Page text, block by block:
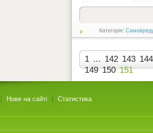
Категорія:
1 ... 142 143 144
149 150 151
Нове на сайті Статистика